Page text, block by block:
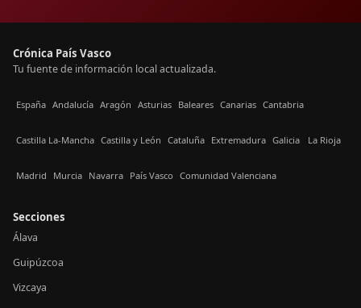
Crónica País Vasco
Tu fuente de información local actualizada.
España Andalucía Aragón Asturias Baleares Canarias Cantabria
Castilla La-Mancha Castilla y León Cataluña Extremadura Galicia La Rioja
Madrid Murcia Navarra País Vasco Comunidad Valenciana
Secciones
Álava
Guipúzcoa
Vizcaya